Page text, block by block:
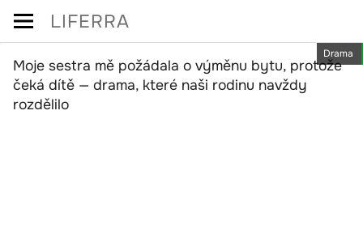
Skip
content
LIFERRA
Drama
Moje sestra mě požádala o výměnu bytu, protože
čeká dítě — drama, které naši rodinu navždy
rozdělilo